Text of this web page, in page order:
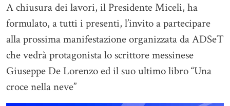
A chiusura dei lavori, il Presidente Miceli, ha
formulato, a tutti i presenti, l’invito a partecipare
alla prossima manifestazione organizzata da ADSeT
che vedrà protagonista lo scrittore messinese
Giuseppe De Lorenzo ed il suo ultimo libro “Una
croce nella neve”